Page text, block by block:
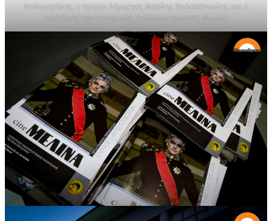
Καλογεράκης, ο πρώην Δήμαρχος Βασίλης Βαλασόπουλος και ο
πρόεδρος του Εμπορικού Συλλόγου Κώστας Ψωμάς.